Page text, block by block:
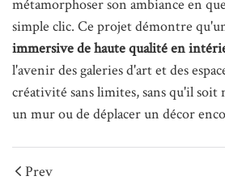
métamorphoser son ambiance en
simple clic. Ce projet démontre
immersive de haute qualité en
l'avenir des galeries d'art et des
créativité sans limites, sans qu'il soit
un mur ou de déplacer un décor
Prev